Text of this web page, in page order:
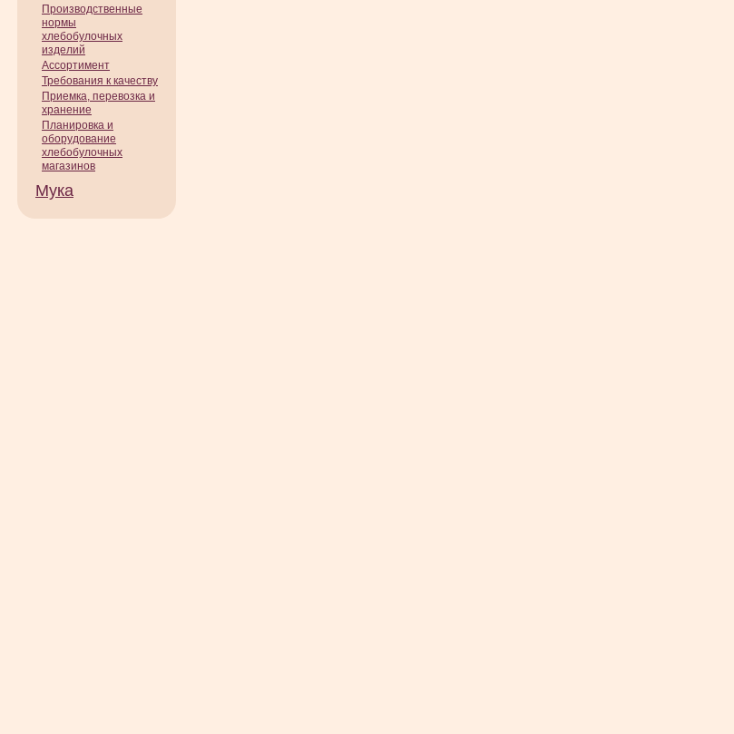
Производственные
нормы
хлебобулочных
изделий
Ассортимент
Требования к качеству
Приемка, перевозка и
хранение
Планировка и
оборудование
хлебобулочных
магазинов
Мука